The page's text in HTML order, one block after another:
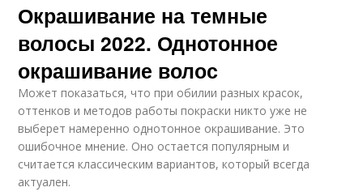
Окрашивание на темные
волосы 2022. Однотонное
окрашивание волос
Может показаться, что при обилии разных красок,
оттенков и методов работы покраски никто уже не
выберет намеренно однотонное окрашивание. Это
ошибочное мнение. Оно остается популярным и
считается классическим вариантов, который всегда
актуален.